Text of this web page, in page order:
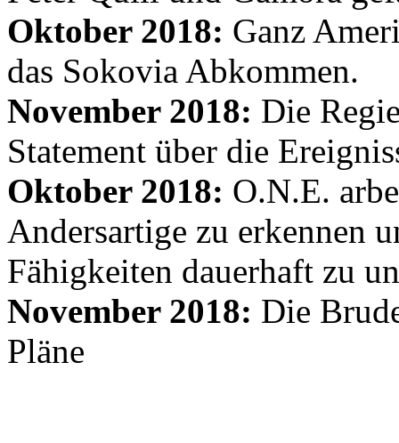
Oktober 2018: Ganz
das Sokovia Abkommen.
November 2018: Die
Statement über die
Oktober 2018: O.N.E.
Andersartige zu erkennen
Fähigkeiten dauerhaft zu
November 2018: Die
Pläne